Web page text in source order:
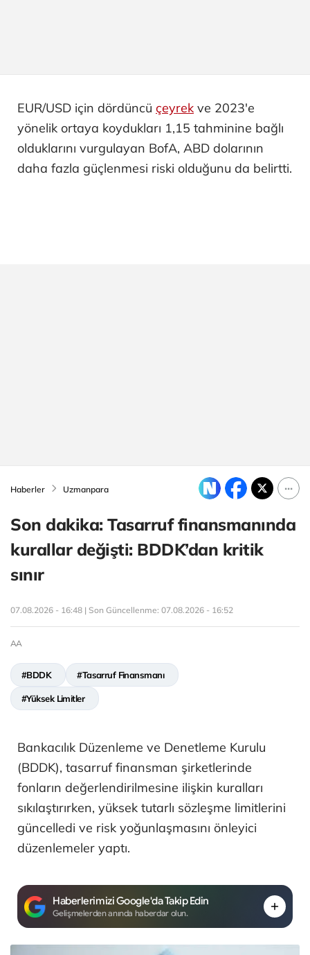
EUR/USD için dördüncü çeyrek ve 2023'e
yönelik ortaya koydukları 1,15 tahminine bağlı
olduklarını vurgulayan BofA, ABD dolarının
daha fazla güçlenmesi riski olduğunu da belirtti.
Haberler Uzmanpara
Son dakika: Tasarruf finansmanında
kurallar değişti: BDDK’dan kritik
sınır
07.08.2026 - 16:48 | Son Güncellenme: 07.08.2026 - 16:52
AA
#BDDK #Tasarruf Finansmanı
#Yüksek Limitler
Bankacılık Düzenleme ve Denetleme Kurulu
(BDDK), tasarruf finansman şirketlerinde
fonların değerlendirilmesine ilişkin kuralları
sıkılaştırırken, yüksek tutarlı sözleşme limitlerini
güncelledi ve risk yoğunlaşmasını önleyici
düzenlemeler yaptı.
Haberlerimizi Google'da Takip Edin
Gelişmelerden anında haberdar olun.